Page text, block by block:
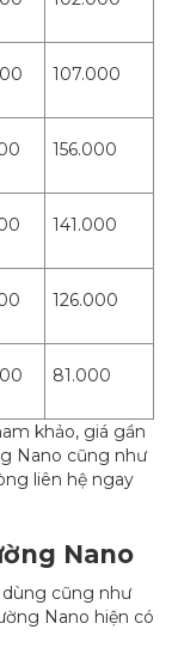
107.000
156.000
141.000
126.000
81.000
khảo, giá gần
Nano cũng như
liên hệ ngay
Nano
cũng như
Nano hiện có